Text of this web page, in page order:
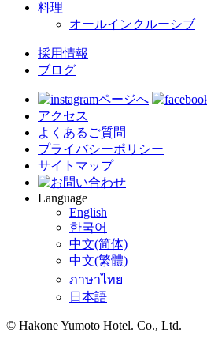
料理
オールインクルーシブ
採用情報
ブログ
アクセス
よくあるご質問
プライバシーポリシー
サイトマップ
Language
English
한국어
中文(简体)
中文(繁體)
ภาษาไทย
日本語
© Hakone Yumoto Hotel. Co., Ltd.